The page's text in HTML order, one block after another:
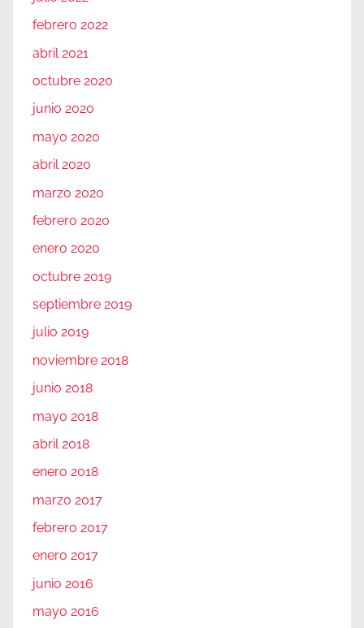
febrero 2022
abril 2021
octubre 2020
junio 2020
mayo 2020
abril 2020
marzo 2020
febrero 2020
enero 2020
octubre 2019
septiembre 2019
julio 2019
noviembre 2018
junio 2018
mayo 2018
abril 2018
enero 2018
marzo 2017
febrero 2017
enero 2017
junio 2016
mayo 2016